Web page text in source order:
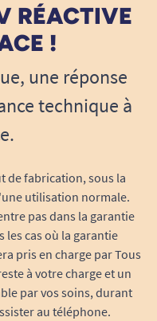
densité.
RÉACTIVE
!
une réponse
technique à
de fabrication, sous la
utilisation normale.
pas dans la garantie
les cas où la garantie
pris en charge par Tous
à votre charge et un
par vos soins, durant
au téléphone.